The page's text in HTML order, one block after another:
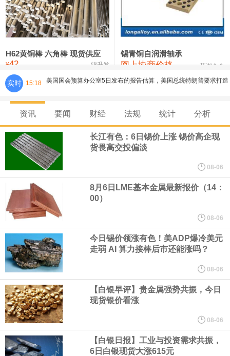
铸造铝合金锭(ZLD104) 24,100—24,300 24,200
压铸锌合金锭 26,250—26,450
氯化镍 38,300—40,300 39,300 0
H62黄铜棒 六角棒 现货供应
¥42 锦升发
锡青铜自润滑轴承
网上协商价格 芜湖合金
实时 15:18
美国国会预算办公室5日发布的报告估算，美国总统特朗普要求打造
亿美元。其中，首艘“特朗普级”战列舰“无畏”号预估造价比原来至少
芝加哥期权交易所全球市场公司（CBOE GLOBAL MARKETS
INC）：CBOE 欧洲清算所将于 8 月 24 日起，将证券融资交易清算
业务拓展至固定收益品类。
周四，亚洲科技股下跌，跟随隔夜交易中回调的美国同行，凸显了
全球科技股波动性的加剧。 日本市场中，软银股价收盘下跌4.4%，
芯片设备制造商东京电子股价下跌近6%，日本存储芯片制造商铠侠
股价下跌超过10%。
WPP股价料创1992年以来最大单日涨幅，上涨25%至11个月高位。
资讯 要闻 财经 法规 统计 分析
长江有色：6日锡价上涨 锡价高企现
货畏高交投偏淡
08-06
8月6日LME基本金属最新报价（14：
00）
08-06
今日锡价领涨有色！美ADP爆冷美元
走弱 AI 算力接棒后市还能涨吗？
08-06
【白银早评】贵金属强势共振，今日
现货银价看涨
08-06
【白银日报】工业与投资需求共振，
6日白银现货大涨615元